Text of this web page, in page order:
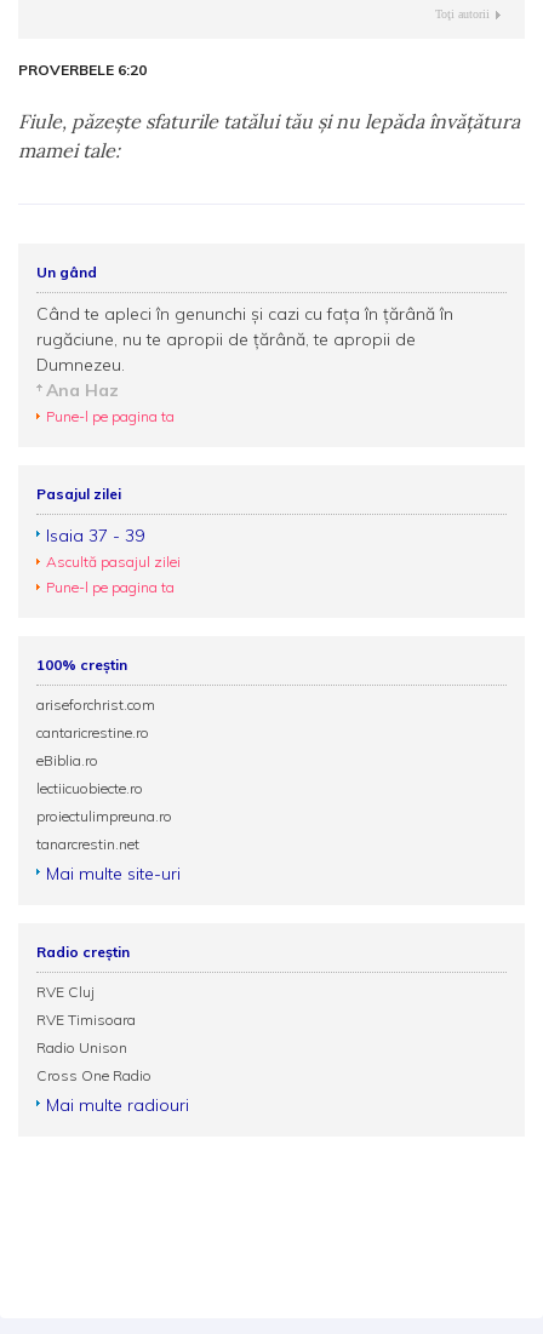
Toţi autorii
PROVERBELE 6:20
Fiule, păzeşte sfaturile tatălui tău şi nu lepăda învăţătura
mamei tale:
Un gând
Când te apleci în genunchi și cazi cu fața în țărână în
rugăciune, nu te apropii de țărână, te apropii de
Dumnezeu.
Ana Haz
Pune-l pe pagina ta
Pasajul zilei
Isaia 37 - 39
Ascultă pasajul zilei
Pune-l pe pagina ta
100% creștin
ariseforchrist.com
cantaricrestine.ro
eBiblia.ro
lectiicuobiecte.ro
proiectulimpreuna.ro
tanarcrestin.net
Mai multe site-uri
Radio creștin
RVE Cluj
RVE Timisoara
Radio Unison
Cross One Radio
Mai multe radiouri